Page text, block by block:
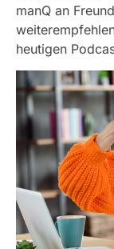
manQ an
heutigen